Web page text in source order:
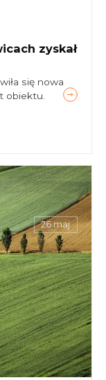
zyskał
się nowa
obiektu.
26 maj